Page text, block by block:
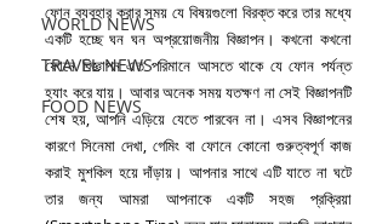
WORLD NEWS
TRAVEL NEWS
FOOD NEWS
ফোন ব্যবহার করার সময় যে বিষয়গুলো বিরক্ত করে তার মধ্যে
একটি হচ্ছে ঘন ঘন অপ্রয়োজনীয় বিজ্ঞাপন। কখনো কখনো
ফোনে বিজ্ঞাপন এত পরিমানে আসতে থাকে যে ফোন পর্যন্ত
হ্যাং করে যায়। আবার অনেক সময় যতক্ষণ না সেই বিজ্ঞাপনটি
শেষ হয়, আপনি এড়িয়ে যেতে পারবেন না। এসব বিজ্ঞাপনের
কারণে সিনেমা দেখা, গেমিং বা ফোনে কোনো গুরুত্বপূর্ণ কাজ
করাই মুশকিল হয়ে দাঁড়ায়। আপনার সাথে এটি যাতে না ঘটে
তার জন্য আমরা আপনাকে একটি সহজ প্রক্রিয়া